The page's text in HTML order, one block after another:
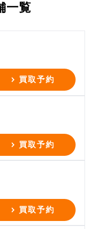
一覧
買取予約
買取予約
買取予約